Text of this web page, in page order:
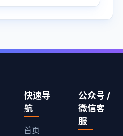
快速导
航
首页
公众号 /
微信客
服